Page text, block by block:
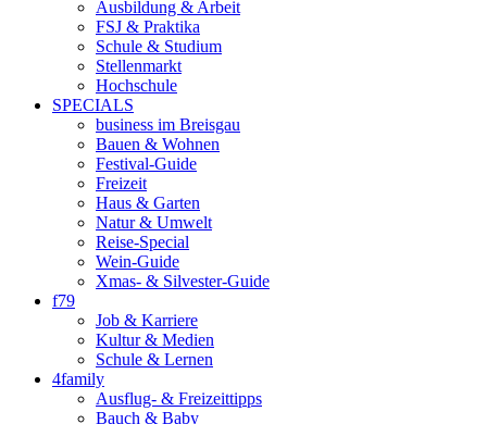
Ausbildung & Arbeit
FSJ & Praktika
Schule & Studium
Stellenmarkt
Hochschule
SPECIALS
business im Breisgau
Bauen & Wohnen
Festival-Guide
Freizeit
Haus & Garten
Natur & Umwelt
Reise-Special
Wein-Guide
Xmas- & Silvester-Guide
f79
Job & Karriere
Kultur & Medien
Schule & Lernen
4family
Ausflug- & Freizeittipps
Bauch & Baby